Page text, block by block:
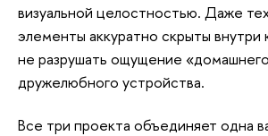
визуальной целостностью. Даже
элементы аккуратно скрыты внутри
не разрушать ощущение
дружелюбного устройства.
Все три проекта объединяет одна